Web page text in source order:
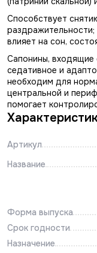
Способствует
влияет на сон,
Сапонины, входящие
седативное и
необходим для
центральной и
помогает
Артикул
Название
Форма выпуска
Срок годности
Назначение